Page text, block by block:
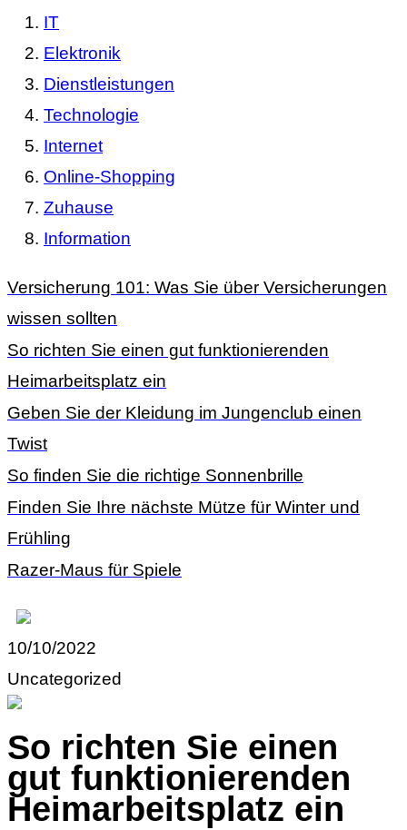
IT
Elektronik
Dienstleistungen
Technologie
Internet
Online-Shopping
Zuhause
Information
Versicherung 101: Was Sie über Versicherungen
wissen sollten
So richten Sie einen gut funktionierenden
Heimarbeitsplatz ein
Geben Sie der Kleidung im Jungenclub einen
Twist
So finden Sie die richtige Sonnenbrille
Finden Sie Ihre nächste Mütze für Winter und
Frühling
Razer-Maus für Spiele
10/10/2022
Uncategorized
So richten Sie einen
gut funktionierenden
Heimarbeitsplatz ein